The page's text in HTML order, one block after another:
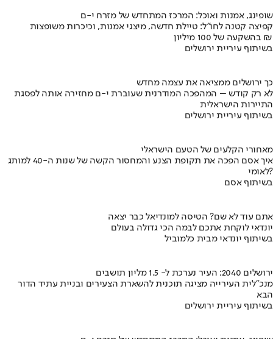
שופינג, אמנות ואוכל: המרכז המתחדש של מזרח י-ם
קפיצה קטנה לחו"ל: טיילת חדשה, מיצגי אמנות, וכיכרות משופצות
בהשקעה של 100 מיליון ₪
בשיתוף עיריית ירושלים
כך ירושלים ממציאה את עצמה מחדש
לא רק קודש – המהפכה המודרנית שעוברת י-ם מחזירה אותה לפסגת
התיירות הישראלית
בשיתוף עיריית ירושלים
מאחורי הקלעים של הטעם הישראלי
איך אסם הפכה את תקופת הצנע והמחסור הקשה של שנות ה-40 למותג
לאומי?
בשיתוף אסם
אתם עוד לא שם? הטיסה למונדיאל כבר יצאה
יונדאי לוקחת אתכם לבמה הכי גדולה בעולם
בשיתוף יונדאי מבית כלמוביל
ירושלים 2040: העיר נערכת ל- 1.5 מליון תושבים
מנכ"לית העירייה מציגה תוכנית להשארת הצעירים ובניית עתיד הדור
הבא
בשיתוף עיריית ירושלים